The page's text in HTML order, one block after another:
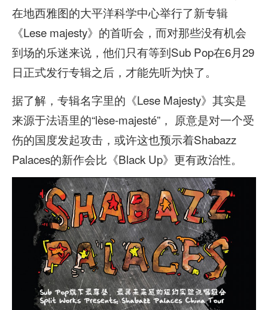
在地西雅图的大平洋科学中心举行了新专辑
《Lese majesty》的首听会，而对那些没有机会
到场的乐迷来说，他们只有等到Sub Pop在6月29
日正式发行专辑之后，才能先听为快了。
据了解，专辑名字里的《Lese Majesty》其实是
来源于法语里的“lèse-majesté”， 原意是对一个受
伤的国度发起攻击，或许这也预示着Shabazz
Palaces的新作会比《Black Up》更有政治性。